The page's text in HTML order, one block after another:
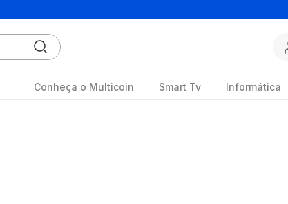
Conheça o Multicoin Smart Tv Informática